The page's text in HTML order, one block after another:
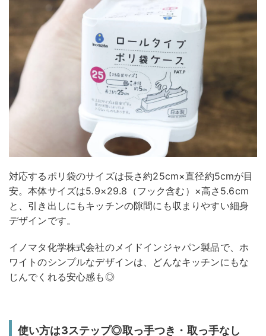
対応するポリ袋のサイズは長さ約25cm×直径約5cmが目
安。本体サイズは5.9×29.8（フック含む）×高さ5.6cm
と、引き出しにもキッチンの隙間にも収まりやすい細身
デザインです。
イノマタ化学株式会社のメイドインジャパン製品で、ホ
ワイトのシンプルなデザインは、どんなキッチンにもな
じんでくれる安心感も◎
使い方は3ステップ◎取っ手つき・取っ手なし